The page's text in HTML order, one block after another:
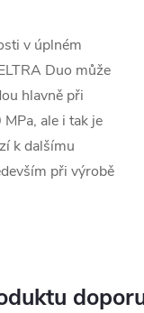
v úplném
Duo může
hlavně při
ale i tak je
k dalšímu
při výrobě